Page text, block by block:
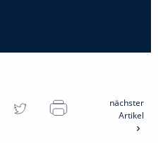
nächster
Artikel